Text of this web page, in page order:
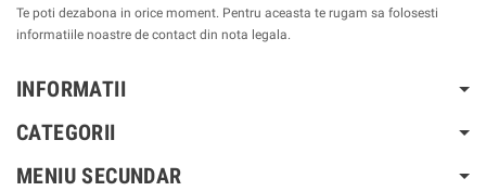
Te poti dezabona in orice moment. Pentru aceasta te rugam sa folosesti
informatiile noastre de contact din nota legala.
INFORMATII
CATEGORII
MENIU SECUNDAR